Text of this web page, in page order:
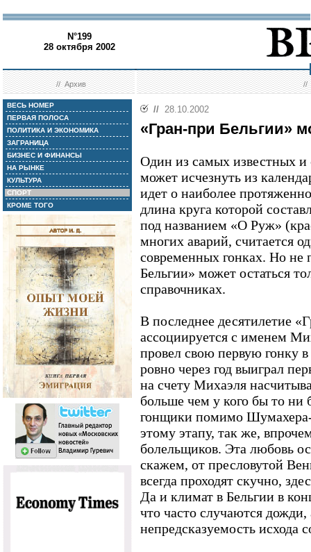
N°199
28 октября 2002
//Архив //
ВЕСЬ НОМЕР
ПЕРВАЯ ПОЛОСА
ПОЛИТИКА И ЭКОНОМИКА
ЗАГРАНИЦА
БИЗНЕС И ФИНАНСЫ
НА РЫНКЕ
КУЛЬТУРА
СПОРТ
КРОМЕ ТОГО
// 28.10.2002
«Гран-при Бельгии»
Один из самых известных
может исчезнуть из
идет о наиболее
длина круга которой
под названием «О Руж»
многих аварий, считается
современных гонках. Но не
Бельгии» может остаться
справочниках.
В последнее десятилетие
ассоциируется с именем
провел свою первую гонку
ровно через год выиграл
на счету Михаэля
больше чем у кого бы то ни
гонщики помимо
этому этапу, так же,
болельщиков. Эта любовь
скажем, от пресловутой
всегда проходят скучно,
Да и климат в Бельгии в
что часто случаются дожди,
непредсказуемость исхода